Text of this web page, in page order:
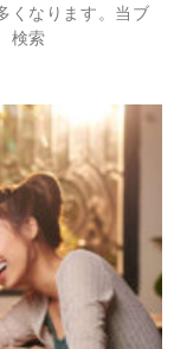
くなります。当ブ
検索